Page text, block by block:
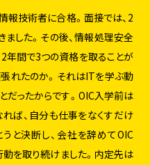
報技術者に合格。面接では、2
した。その後、情報処理安全
年間で3つの資格を取ることが
れたのか。それはITを学ぶ動
だったからです。OIC入学前は
ば、自分も仕事をなくすだけ
と決断し、会社を辞めてOIC
を取り続けました。内定先は